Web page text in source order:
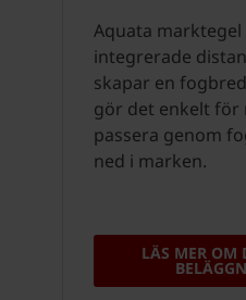
Aquata
integrerade
skapar en
gör det enkelt
passera genom
ned i marken.
LÄS MER OM